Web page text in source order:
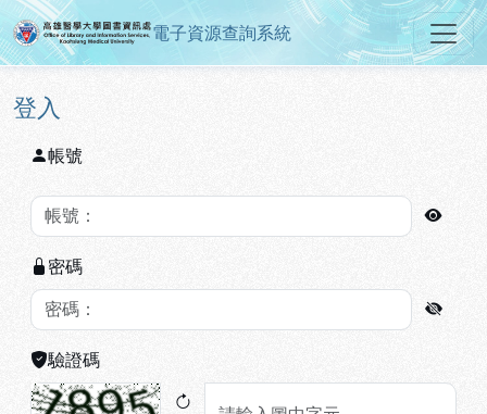
跳到主要內容
:::
高雄醫學大學圖書資訊處電子資
電子資源查詢系統
:::
登入
帳號
密碼
驗證碼